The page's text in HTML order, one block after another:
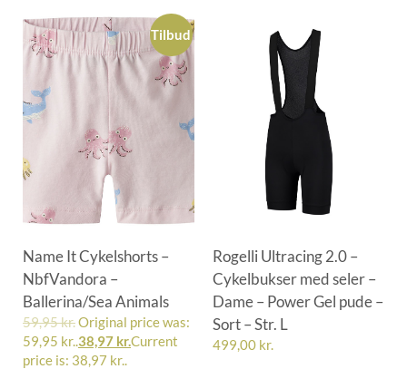
Tilbud
Name It Cykelshorts –
NbfVandora –
Ballerina/Sea Animals
59,95kr.Original price was:
59,95 kr..38,97 kr.Current
price is: 38,97 kr..
Rogelli Ultracing 2.0 –
Cykelbukser med seler –
Dame – Power Gel pude –
Sort – Str. L
499,00 kr.